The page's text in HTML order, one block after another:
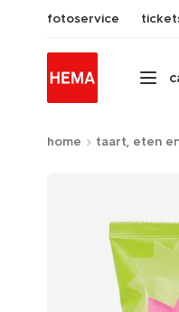
fotoservice
home taart, eten